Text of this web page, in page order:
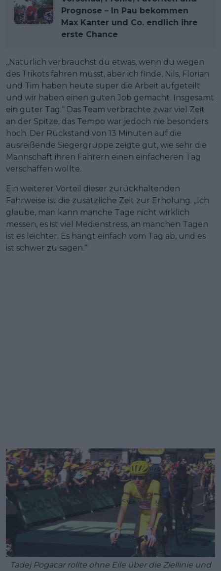
Prognose – In Pau bekommen
Max Kanter und Co. endlich ihre
erste Chance
„Natürlich verbrauchst du etwas, wenn du wegen
des Trikots fahren musst, aber ich finde, Nils, Florian
und Tim haben heute super die Arbeit aufgeteilt
und wir haben einen guten Job gemacht. Insgesamt
ein guter Tag.“ Das Team verbrachte zwar viel Zeit
an der Spitze, das Tempo war jedoch nie besonders
hoch. Der Rückstand von 13 Minuten auf die
ausreißende Siegergruppe zeigte gut, wie sehr die
Mannschaft ihren Fahrern einen einfacheren Tag
verschaffen wollte.
Ein weiterer Vorteil dieser zurückhaltenden
Fahrweise ist die zusätzliche Zeit zur Erholung. „Ich
glaube, man kann manche Tage nicht wirklich
messen, es ist viel Medienstress, an manchen Tagen
ist es leichter. Es hängt einfach vom Tag ab, und es
ist schwer zu sagen.“
Tadej Pogacar rollte ohne Eile über die Ziellinie und